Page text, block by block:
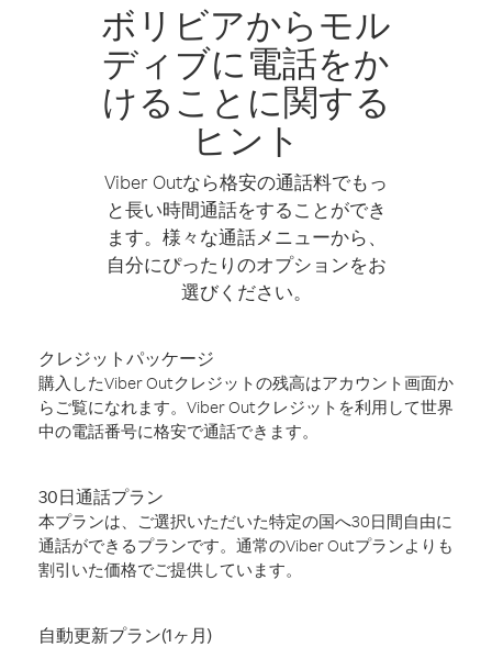
ボリビアからモル
ディブに電話をか
けることに関する
ヒント
Viber Outなら格安の通話料でもっ
と長い時間通話をすることができ
ます。様々な通話メニューから、
自分にぴったりのオプションをお
選びください。
クレジットパッケージ
購入したViber Outクレジットの残高はアカウント画面か
らご覧になれます。Viber Outクレジットを利用して世界
中の電話番号に格安で通話できます。
30日通話プラン
本プランは、ご選択いただいた特定の国へ30日間自由に
通話ができるプランです。通常のViber Outプランよりも
割引いた価格でご提供しています。
自動更新プラン(1ヶ月)